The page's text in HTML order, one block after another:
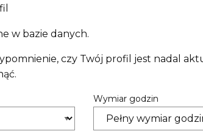
w bazie danych.
czy Twój profil jest nadal
Wymiar godzin